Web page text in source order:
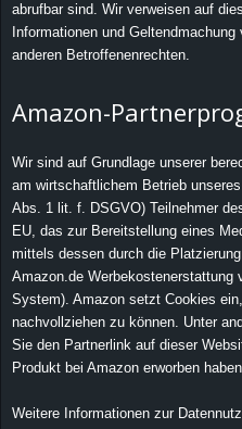
abrufbar sind. Wir verweisen auf
Informationen und
anderen Betroffenenrechten.
Amazon-
Wir sind auf Grundlage unserer
am wirtschaftlichem Betrieb
Abs. 1 lit. f. DSGVO) Teilnehmer
EU, das zur Bereitstellung eines
mittels dessen durch die
Amazon.de Werbekostenerstattung
System). Amazon setzt Cookies
nachvollziehen zu können. Unter
Sie den Partnerlink auf dieser
Produkt bei Amazon erworben
Weitere Informationen zur